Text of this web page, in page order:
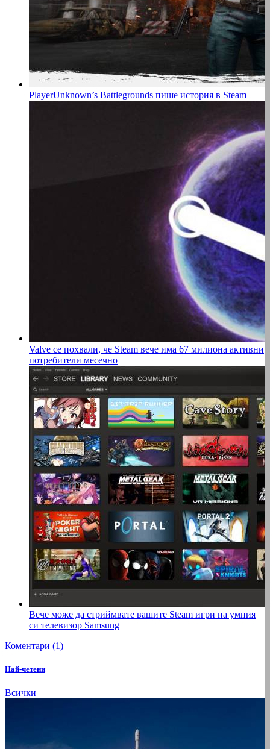
PlayerUnknown’s Battlegrounds пише история в Steam
Valve се похвали, че Steam вече има 67 милиона активни
потребители месечно
Вече може да стриймвате вашите Steam игри на умния
си телевизор Samsung
Коментари (1)
Най-четени
Всички